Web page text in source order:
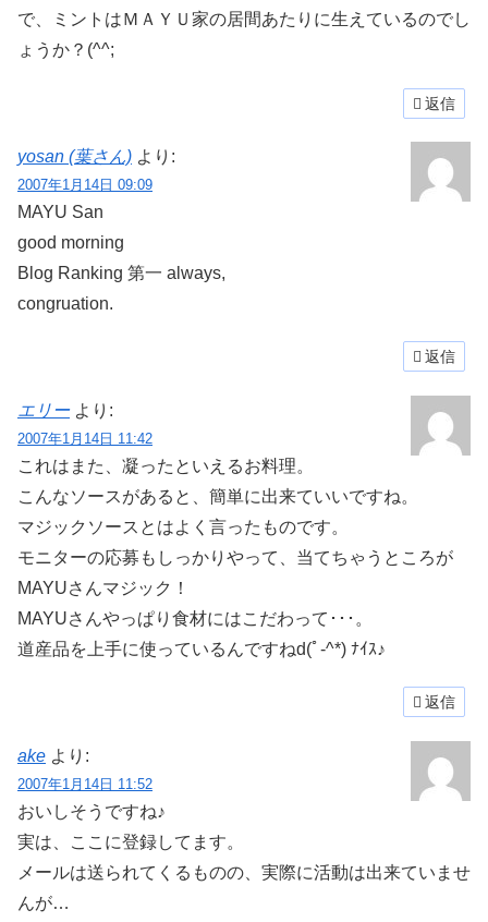
で、ミントはＭＡＹＵ家の居間あたりに生えているのでし
ょうか？(^^;
返信
yosan (葉さん) より:
2007年1月14日 09:09
MAYU San
good morning
Blog Ranking 第一 always,
congruation.
返信
エリー より:
2007年1月14日 11:42
これはまた、凝ったといえるお料理。
こんなソースがあると、簡単に出来ていいですね。
マジックソースとはよく言ったものです。
モニターの応募もしっかりやって、当てちゃうところが
MAYUさんマジック！
MAYUさんやっぱり食材にはこだわって･･･。
道産品を上手に使っているんですねd(ﾟ-^*) ﾅｲｽ♪
返信
ake より:
2007年1月14日 11:52
おいしそうですね♪
実は、ここに登録してます。
メールは送られてくるものの、実際に活動は出来ていませ
んが…